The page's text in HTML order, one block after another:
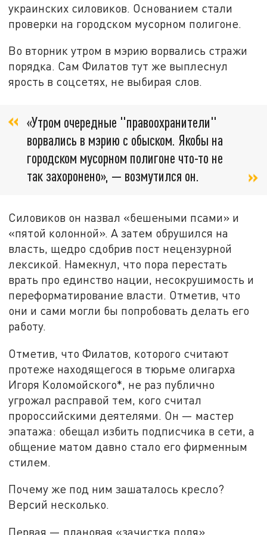
украинских силовиков. Основанием стали
проверки на городском мусорном полигоне.
Во вторник утром в мэрию ворвались стражи
порядка. Сам Филатов тут же выплеснул
ярость в соцсетях, не выбирая слов.
«Утром очередные "правоохранители"
ворвались в мэрию с обыском. Якобы на
городском мусорном полигоне что-то не
так захоронено», — возмутился он.
Силовиков он назвал «бешеными псами» и
«пятой колонной». А затем обрушился на
власть, щедро сдобрив пост нецензурной
лексикой. Намекнул, что пора перестать
врать про единство нации, несокрушимость и
переформатирование власти. Отметив, что
они и сами могли бы попробовать делать его
работу.
Отметив, что Филатов, которого считают
протеже находящегося в тюрьме олигарха
Игоря Коломойского*, не раз публично
угрожал расправой тем, кого считал
пророссийскими деятелями. Он — мастер
эпатажа: обещал избить подписчика в сети, а
общение матом давно стало его фирменным
стилем.
Почему же под ним зашаталось кресло?
Версий несколько.
Первая — плановая «зачистка поля»